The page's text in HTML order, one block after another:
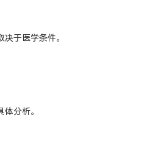
于医学条件。
分析。